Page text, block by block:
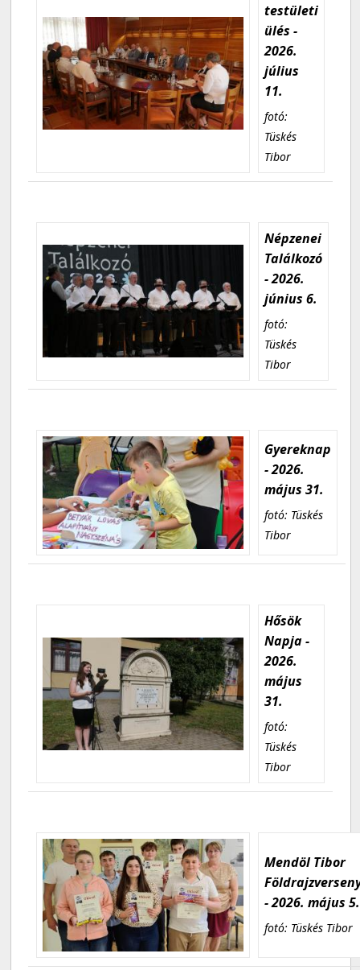
testületi
ülés -
2026.
július
11.
fotó:
Tüskés
Tibor
Népzenei
Találkozó
- 2026.
június 6.
fotó:
Tüskés
Tibor
Gyereknap
- 2026.
május 31.
fotó: Tüskés
Tibor
Hősök
Napja -
2026.
május
31.
fotó:
Tüskés
Tibor
Mendöl Tibor
- 2026. május 5.
fotó: Tüskés Tibor